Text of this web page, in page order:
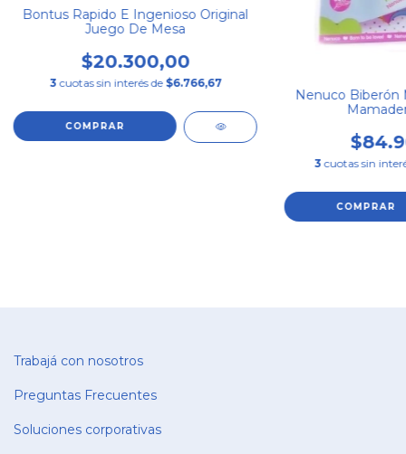
Bontus Rapido E Ingenioso Original
Juego De Mesa
$20.300,00
3 cuotas sin interés de $6.766,67
Nenuco Biberón
3 cuotas sin
Trabajá con nosotros
Preguntas Frecuentes
Soluciones corporativas